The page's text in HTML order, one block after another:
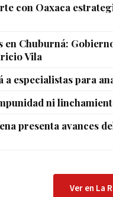
con Oaxaca
en Chuburná:
Vila
a especialistas para
ni
presenta avances
Ver en La